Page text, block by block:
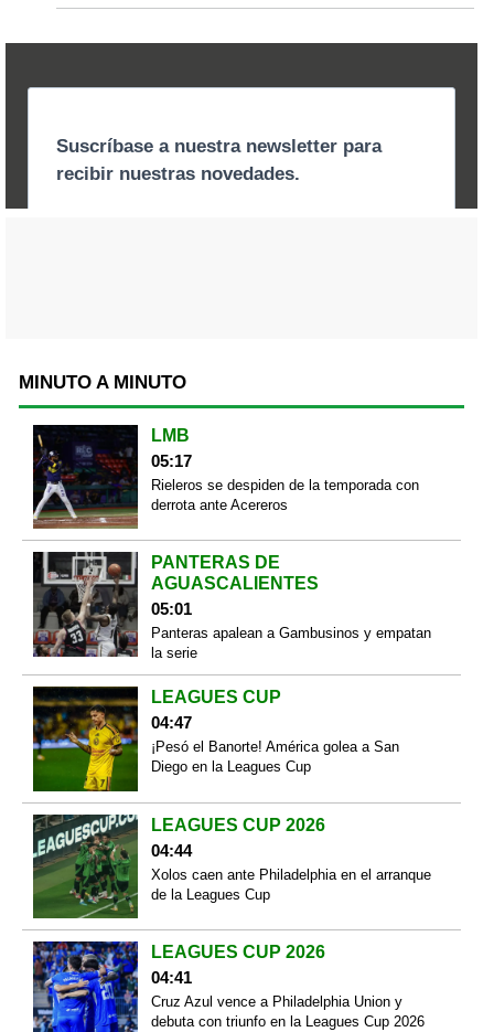
MINUTO A MINUTO
LMB
05:17
Rieleros se despiden de la temporada con
derrota ante Acereros
PANTERAS DE
AGUASCALIENTES
05:01
Panteras apalean a Gambusinos y empatan
la serie
LEAGUES CUP
04:47
¡Pesó el Banorte! América golea a San
Diego en la Leagues Cup
LEAGUES CUP 2026
04:44
Xolos caen ante Philadelphia en el arranque
de la Leagues Cup
LEAGUES CUP 2026
04:41
Cruz Azul vence a Philadelphia Union y
debuta con triunfo en la Leagues Cup 2026